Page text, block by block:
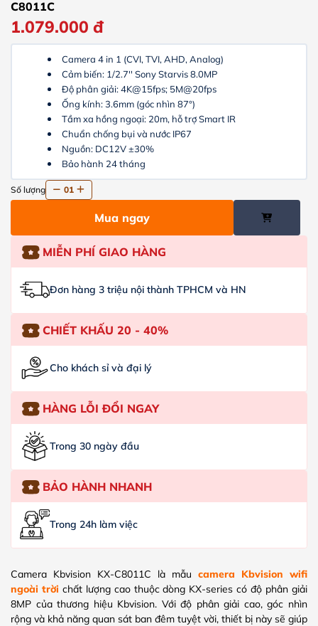
C8011C
1.079.000 đ
Camera 4 in 1 (CVI, TVI, AHD, Analog)
Cảm biến: 1/2.7'' Sony Starvis 8.0MP
Độ phân giải: 4K@15fps; 5M@20fps
Ống kính: 3.6mm (góc nhìn 87°)
Tầm xa hồng ngoại: 20m, hỗ trợ Smart IR
Chuẩn chống bụi và nước IP67
Nguồn: DC12V ±30%
Bảo hành 24 tháng
Số lượng 01
Mua ngay
MIỄN PHÍ GIAO HÀNG
Đơn hàng 3 triệu nội thành TPHCM và HN
CHIẾT KHẤU 20 - 40%
Cho khách sỉ và đại lý
HÀNG LỖI ĐỔI NGAY
Trong 30 ngày đầu
BẢO HÀNH NHANH
Trong 24h làm việc
Camera Kbvision KX-C8011C là mẫu camera Kbvision wifi
ngoài trời chất lượng cao thuộc dòng KX-series có độ phân giải
8MP của thương hiệu Kbvision. Với độ phân giải cao, góc nhìn
rộng và khả năng quan sát ban đêm tuyệt vời, thiết bị này sẽ giúp